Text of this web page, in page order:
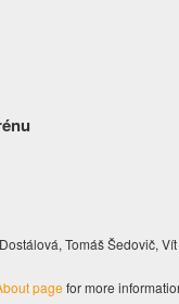
Tomáš Šedovič,
pagefor more